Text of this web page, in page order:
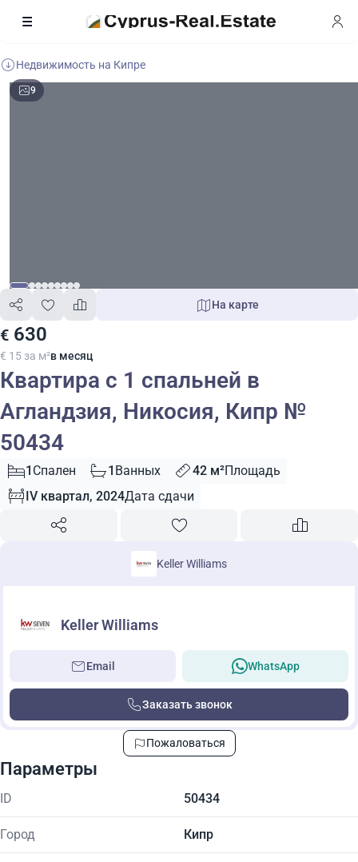
Недвижимость на Кипре
9
€ 630
€ 15 за м²в месяц
На карте
Квартира с 1 спальней в
Агландзия, Никосия, Кипр №
50434
1 Спален 1 Ванных 42 м²Площадь
IV квартал, 2024Дата сдачи
Keller Williams
Keller Williams
Email WhatsApp
Заказать звонок
Пожаловаться
Параметры
ID 50434
Город Кипр